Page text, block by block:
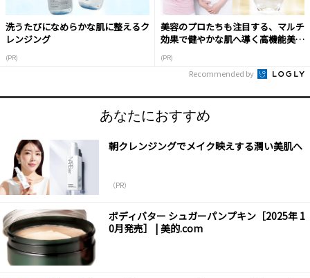
洗うたびになめらかな肌に整えるク
レンジング
(PR)
美容のプロたちも注目する、マルチ
効果で健やかな肌へ導く高機能美容
(PR)
Recommended by
あなたにおすすめ
朝クレンジングでメイク映えする潤い美肌へ
（PR）
ボディバター シュガーパンプキン［2025年 1
0月発売］ | 美的.com